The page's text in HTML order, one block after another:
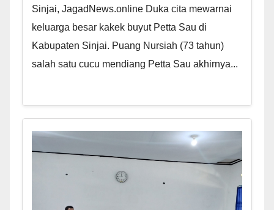
Sinjai, JagadNews.online Duka cita mewarnai
keluarga besar kakek buyut Petta Sau di
Kabupaten Sinjai. Puang Nursiah (73 tahun)
salah satu cucu mendiang Petta Sau akhirnya...